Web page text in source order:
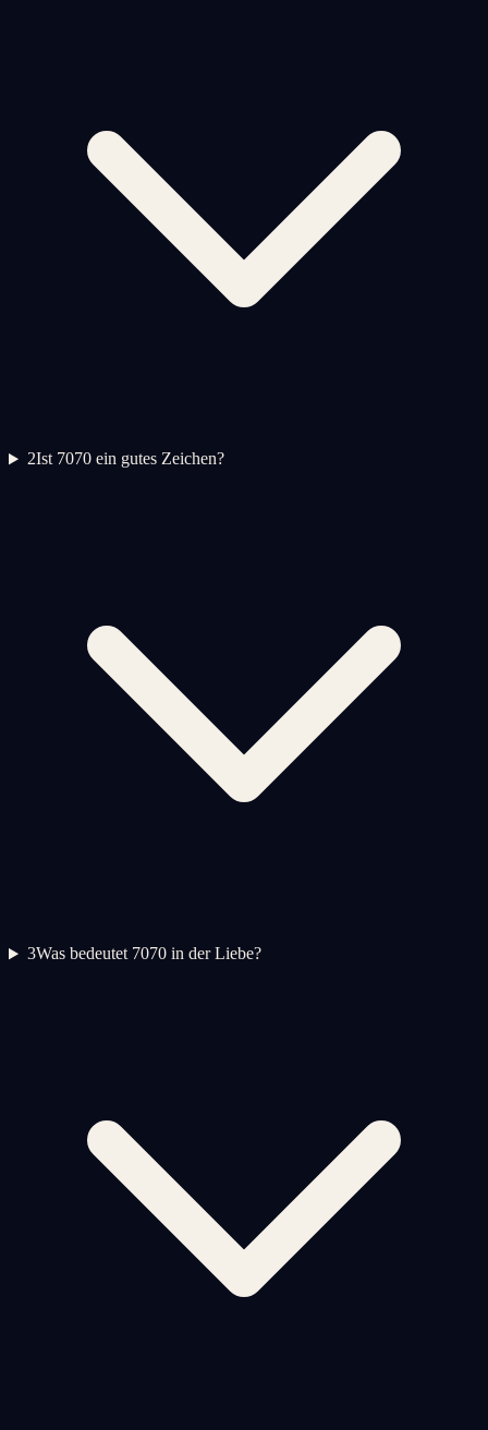
2Ist 7070 ein gutes Zeichen?
3Was bedeutet 7070 in der Liebe?